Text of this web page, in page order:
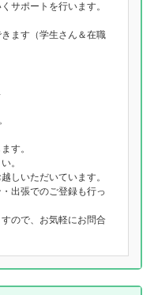
サポートを行います。
ます（学生さん＆在職
す。
。
しいただいています。
出張でのご登録も行っ
ので、お気軽にお問合